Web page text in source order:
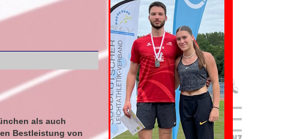
als auch
Bestleistung von